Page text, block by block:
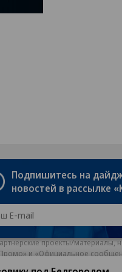
информация
mail рассылки
проекты/материалы,
и «Официальное
Подпишитесь на
новостей в рассылке